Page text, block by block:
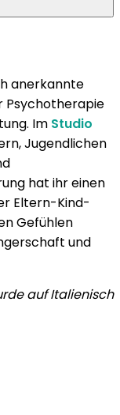
anerkannte
Psychotherapie
Im Studio
Jugendlichen
hat ihr einen
Eltern-Kind-
Gefühlen
und
auf Italienisch